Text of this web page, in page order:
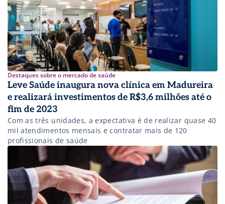
Destaques sobre o mercado de saúde
Leve Saúde inaugura nova clínica em Madureira
e realizará investimentos de R$3,6 milhões até o
fim de 2023
Com as três unidades, a expectativa é de realizar quase 40
mil atendimentos mensais e contratar mais de 120
profissionais de saúde